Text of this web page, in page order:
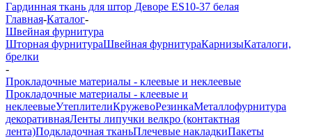
Гардинная ткань для штор Деворе ES10-37 белая
Главная-Каталог-
Швейная фурнитура
Шторная фурнитураШвейная фурнитураКарнизыКаталоги,
брелки
-
Прокладочные материалы - клеевые и неклеевые
Прокладочные материалы - клеевые и
неклеевыеУтеплителиКружевоРезинкаМеталлофурнитура
декоративнаяЛенты липучки велкро (контактная
лента)Подкладочная тканьПлечевые накладкиПакеты